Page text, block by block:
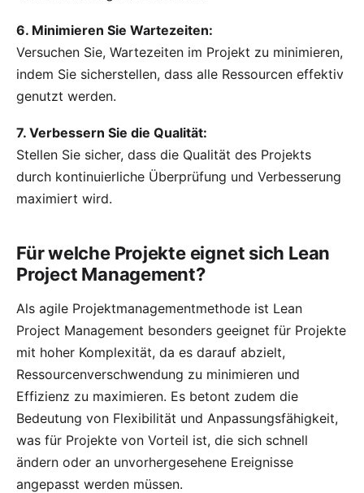
6. Minimieren Sie Wartezeiten:
Versuchen Sie, Wartezeiten im Projekt zu minimieren,
indem Sie sicherstellen, dass alle Ressourcen effektiv
genutzt werden.
7. Verbessern Sie die Qualität:
Stellen Sie sicher, dass die Qualität des Projekts
durch kontinuierliche Überprüfung und Verbesserung
maximiert wird.
Für welche Projekte eignet sich Lean
Project Management?
Als agile Projektmanagementmethode ist Lean
Project Management besonders geeignet für Projekte
mit hoher Komplexität, da es darauf abzielt,
Ressourcenverschwendung zu minimieren und
Effizienz zu maximieren. Es betont zudem die
Bedeutung von Flexibilität und Anpassungsfähigkeit,
was für Projekte von Vorteil ist, die sich schnell
ändern oder an unvorhergesehene Ereignisse
angepasst werden müssen.